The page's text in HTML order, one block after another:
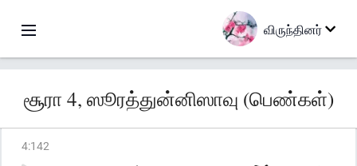
விருந்தினர்
சூரா 4, ஸூரத்துன்னிஸாவு (பெண்கள்)
4:142